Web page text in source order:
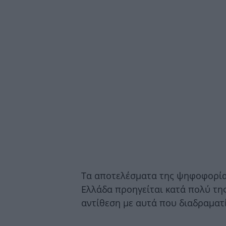
Τα αποτελέσματα της
Ελλάδα προηγείται κατά πολύ
αντίθεση με αυτά που